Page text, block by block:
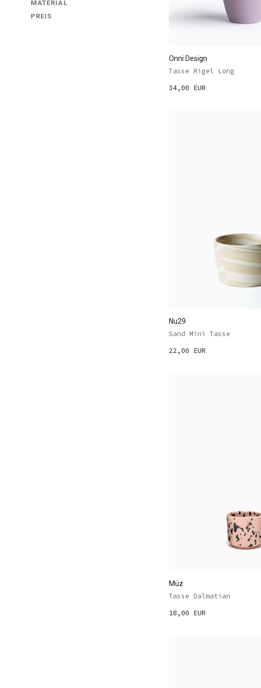
MATERIAL
PREIS
Onni Design
Tasse Rigel Long
34,00 EUR
Nu29
Sand Mini Tasse
22,00 EUR
Müz
Tasse Dalmatian
18,00 EUR